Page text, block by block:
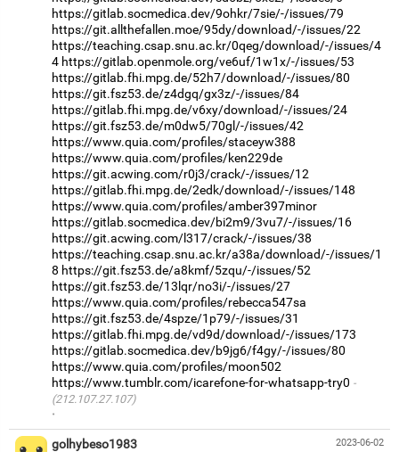
https://gitlab.socmedica.dev/9ohkr/7sie/-/issues/79
https://git.allthefallen.moe/95dy/download/-/issues/22
https://teaching.csap.snu.ac.kr/0qeg/download/-/issues/4
4 https://gitlab.openmole.org/ve6uf/1w1x/-/issues/53
https://gitlab.fhi.mpg.de/52h7/download/-/issues/80
https://git.fsz53.de/z4dgq/gx3z/-/issues/84
https://gitlab.fhi.mpg.de/v6xy/download/-/issues/24
https://git.fsz53.de/m0dw5/70gl/-/issues/42
https://www.quia.com/profiles/staceyw388
https://www.quia.com/profiles/ken229de
https://git.acwing.com/r0j3/crack/-/issues/12
https://gitlab.fhi.mpg.de/2edk/download/-/issues/148
https://www.quia.com/profiles/amber397minor
https://gitlab.socmedica.dev/bi2m9/3vu7/-/issues/16
https://git.acwing.com/l317/crack/-/issues/38
https://teaching.csap.snu.ac.kr/a38a/download/-/issues/1
8 https://git.fsz53.de/a8kmf/5zqu/-/issues/52
https://git.fsz53.de/13lqr/no3i/-/issues/27
https://www.quia.com/profiles/rebecca547sa
https://git.fsz53.de/4spze/1p79/-/issues/31
https://gitlab.fhi.mpg.de/vd9d/download/-/issues/173
https://gitlab.socmedica.dev/b9jg6/f4gy/-/issues/80
https://www.quia.com/profiles/moon502
https://www.tumblr.com/icarefone-for-whatsapp-try0
(212.107.27.107)
·
2023-06-02
golhybeso1983